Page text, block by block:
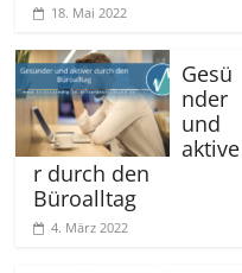
18. Mai 2022
Gesü
nder
und
aktive
r durch den
Büroalltag
4. März 2022